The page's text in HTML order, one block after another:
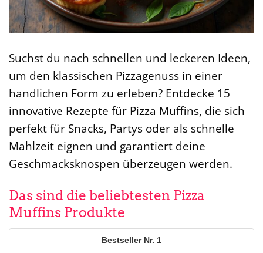
Suchst du nach schnellen und leckeren Ideen,
um den klassischen Pizzagenuss in einer
handlichen Form zu erleben? Entdecke 15
innovative Rezepte für Pizza Muffins, die sich
perfekt für Snacks, Partys oder als schnelle
Mahlzeit eignen und garantiert deine
Geschmacksknospen überzeugen werden.
Das sind die beliebtesten Pizza
Muffins Produkte
1